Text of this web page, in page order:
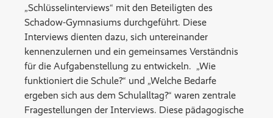
„Schlüsselinterviews“ mit den Beteiligten des
Schadow-Gymnasiums durchgeführt. Diese
Interviews dienten dazu, sich untereinander
kennenzulernen und ein gemeinsames Verständnis
für die Aufgabenstellung zu entwickeln. „Wie
funktioniert die Schule?“ und „Welche Bedarfe
ergeben sich aus dem Schulalltag?“ waren zentrale
Fragestellungen der Interviews. Diese pädagogische